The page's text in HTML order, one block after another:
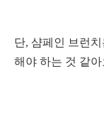
단, 샴페인 브런
해야 하는 것 같아